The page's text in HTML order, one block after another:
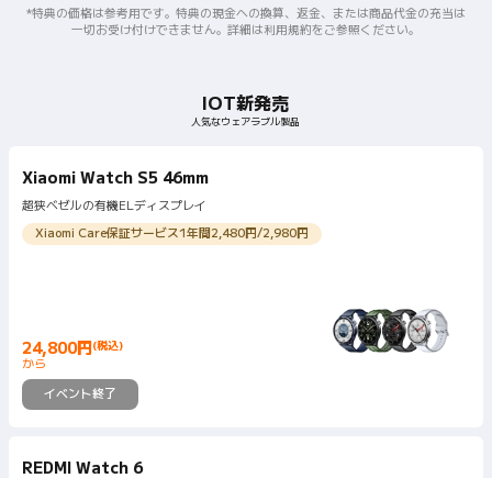
*特典の価格は参考用です。特典の現金への換算、返金、または商品代金の充当は
一切お受け付けできません。詳細は利用規約をご参照ください。
IOT新発売
人気なウェアラブル製品
Xiaomi Watch S5 46mm
超狭ベゼルの有機ELディスプレイ
Xiaomi Care保証サービス1年間2,480円/2,980円
24,800円 (税込)
Current Price 円24800
から
イベント終了
REDMI Watch 6